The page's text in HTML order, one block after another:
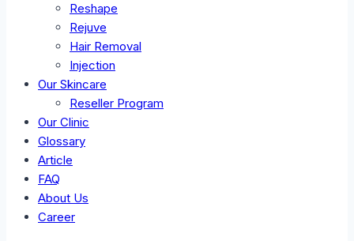
Reshape
Rejuve
Hair Removal
Injection
Our Skincare
Reseller Program
Our Clinic
Glossary
Article
FAQ
About Us
Career